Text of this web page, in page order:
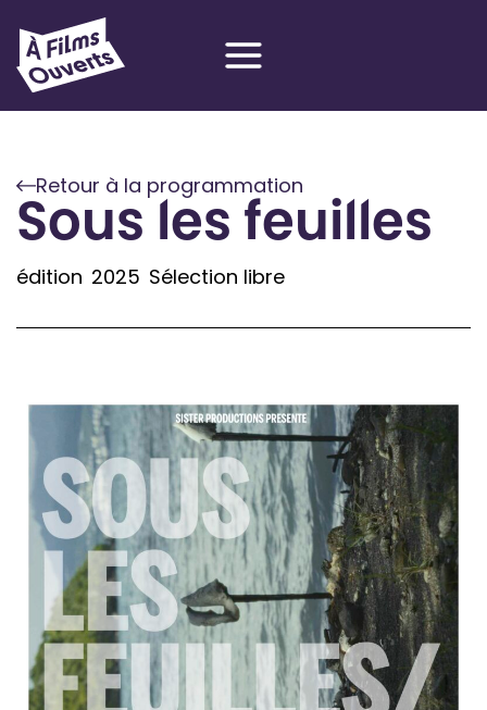
contenu
Retour à la programmation
Sous les feuilles
édition 2025 Sélection libre